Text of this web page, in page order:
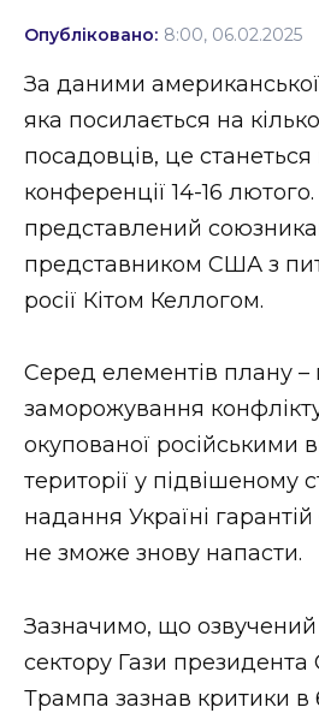
Соціум
Стиль життя
Втрачений Ужгород
ЗАКАРПАТСЬКІ
НОВИНИ ЗАХІДНОЇ
ФОТО
Опубліковано: 8:00, 06.02.2025
За даними
яка посилається на
посадовців, це
конференції 14-16
представлений
представником США з
росії Кітом Келлогом.
Серед елементів плану –
заморожування
окупованої російськими
території у підвішеному
надання Україні
не зможе знову напасти.
Зазначимо, що
сектору Гази
Трампа зазнав критики в